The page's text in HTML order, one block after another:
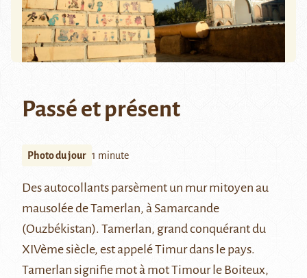
Passé et présent
Photo du jour 1 minute
Des autocollants parsèment un mur mitoyen au
mausolée de Tamerlan, à Samarcande
(Ouzbékistan). Tamerlan, grand conquérant du
XIVème siècle, est appelé Timur dans le pays.
Tamerlan signifie mot à mot Timour le Boiteux,